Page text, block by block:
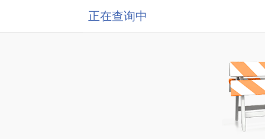
正在查询中